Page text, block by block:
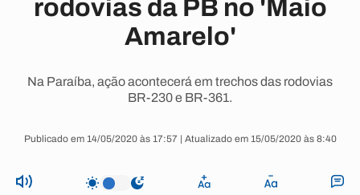
rodovias da PB no 'Maio
Amarelo'
Na Paraíba, ação acontecerá em trechos das rodovias
BR-230 e BR-361.
Publicado em 14/05/2020 às 17:57 | Atualizado em 15/05/2020 às 8:40